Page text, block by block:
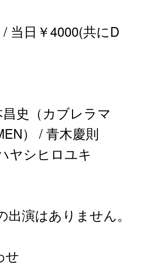
当日￥4000(共にD
昌史（カブレラマ
） / 青木慶則
ヤシヒロユキ
出演はありません。
せ